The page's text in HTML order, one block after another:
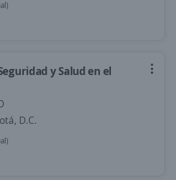
y Salud en el
D.C.